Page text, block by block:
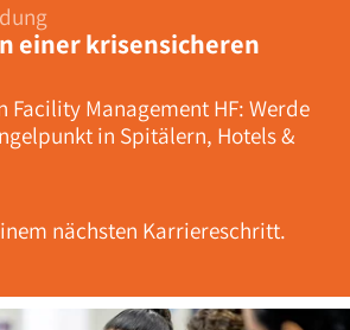
einer krisensicheren
Facility Management HF: Werde
in Spitälern, Hotels &
nächsten Karriereschritt.